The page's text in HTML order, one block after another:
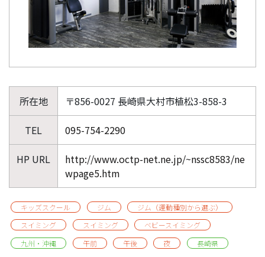
所在地 〒856-0027 長崎県大村市植松3-858-3
TEL 095-754-2290
HP URL
http://www.octp-net.ne.jp/~nssc8583/ne
wpage5.htm
キッズスクール ジム
ジム（運動種別から選ぶ）
スイミング
スイミング
ベビースイミング
九州・沖縄
午前 午後 夜 長崎県